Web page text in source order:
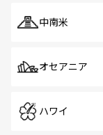
中南米
オセアニア
ハワイ